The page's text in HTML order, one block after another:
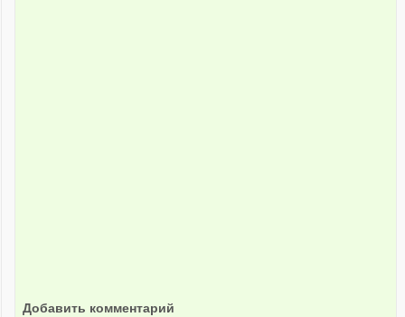
Добавить комментарий